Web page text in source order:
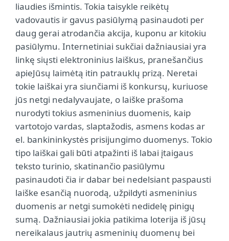
liaudies išmintis. Tokia taisykle reikėtų
vadovautis ir gavus pasiūlymą pasinaudoti per
daug gerai atrodančia akcija, kuponu ar kitokiu
pasiūlymu. Internetiniai sukčiai dažniausiai yra
linkę siųsti elektroninius laiškus, pranešančius
apieJūsų laimėtą itin patrauklų prizą. Neretai
tokie laiškai yra siunčiami iš konkursų, kuriuose
jūs netgi nedalyvaujate, o laiške prašoma
nurodyti tokius asmeninius duomenis, kaip
vartotojo vardas, slaptažodis, asmens kodas ar
el. bankininkystės prisijungimo duomenys. Tokio
tipo laiškai gali būti atpažinti iš labai įtaigaus
teksto turinio, skatinančio pasiūlymu
pasinaudoti čia ir dabar bei nedelsiant paspausti
laiške esančią nuorodą, užpildyti asmeninius
duomenis ar netgi sumokėti nedidelę pinigų
sumą. Dažniausiai jokia patikima loterija iš jūsų
nereikalaus jautrių asmeninių duomenų bei